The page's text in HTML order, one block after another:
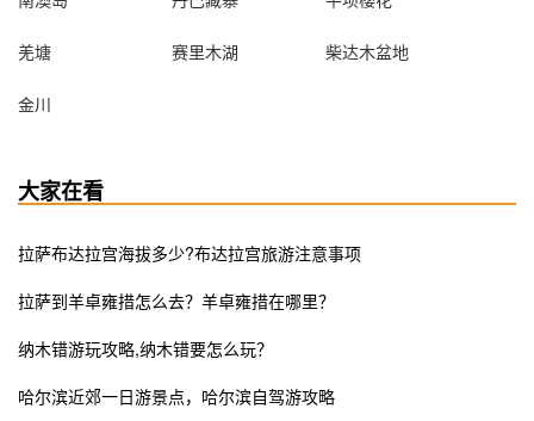
羌塘 赛里木湖 柴达木盆地
金川
大家在看
拉萨布达拉宫海拔多少?布达拉宫旅游注意事项
拉萨到羊卓雍措怎么去？羊卓雍措在哪里？
纳木错游玩攻略,纳木错要怎么玩？
哈尔滨近郊一日游景点，哈尔滨自驾游攻略